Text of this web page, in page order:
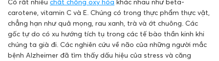
Có rất nhiều chất chống oxy hóa khác nhau như beta-
carotene, vitamin C và E. Chúng có trong thực phẩm thực vật,
chẳng hạn như quả mọng, rau xanh, trà và ớt chuông. Các
gốc tự do có xu hướng tích tụ trong các tế bào thần kinh khi
chúng ta già đi. Các nghiên cứu về não của những người mắc
bệnh Alzheimer đã tìm thấy dấu hiệu của stress và căng